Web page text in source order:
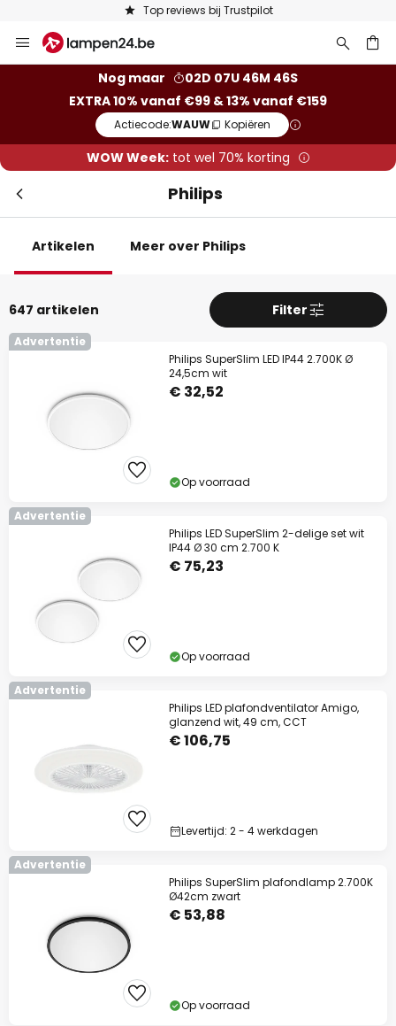
Keuze uit 50.000 lampen
naar
Nog maar
02D 07U 46M 44S
EXTRA 10% vanaf €99 & 13% vanaf €159
Actiecode:WAUW Kopiëren
WOW Week:tot wel 70% korting
Philips
Artikelen Meer over Philips
647 artikelen Filter
Advertentie
Philips SuperSlim LED IP44 2.700K Ø
24,5cm wit
€ 32,52
Op voorraad
Advertentie
Philips LED SuperSlim 2-delige set wit
IP44 Ø 30 cm 2.700 K
€ 75,23
Op voorraad
Advertentie
Philips LED plafondventilator Amigo,
glanzend wit, 49 cm, CCT
€ 106,75
Levertijd: 2 - 4 werkdagen
Advertentie
Philips SuperSlim plafondlamp 2.700K
Ø42cm zwart
€ 53,88
Op voorraad
Extra korting
10% korting
vanaf €99
13% kortingvanaf €159
op bijna alles*
Actiecode:
Nu besparen